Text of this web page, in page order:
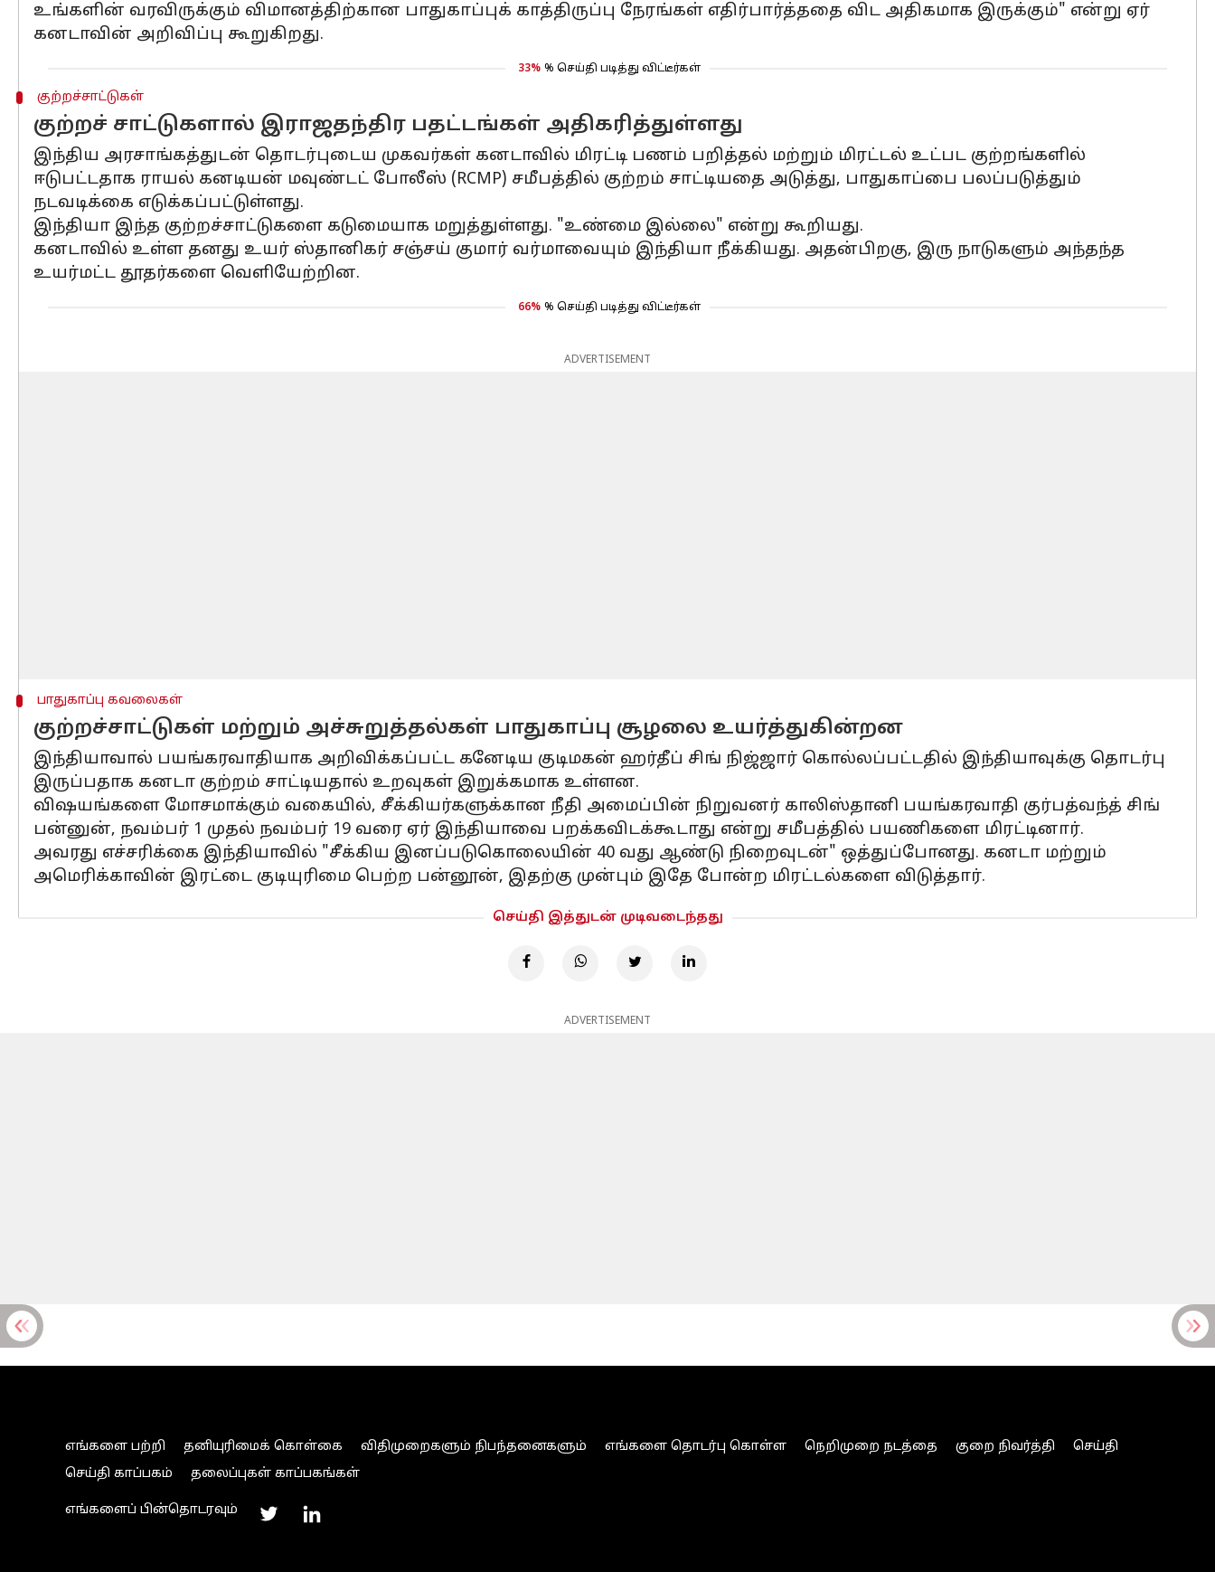
உங்களின் வரவிருக்கும் விமானத்திற்கான பாதுகாப்புக் காத்திருப்பு நேரங்கள் எதிர்பார்த்ததை விட அதிகமாக இருக்கும்" என்று ஏர்
கனடாவின் அறிவிப்பு கூறுகிறது.
33% % செய்தி படித்து விட்டீர்கள்
குற்றச்சாட்டுகள்
குற்றச் சாட்டுகளால் இராஜதந்திர பதட்டங்கள் அதிகரித்துள்ளது
இந்திய அரசாங்கத்துடன் தொடர்புடைய முகவர்கள் கனடாவில் மிரட்டி பணம் பறித்தல் மற்றும் மிரட்டல் உட்பட குற்றங்களில்
ஈடுபட்டதாக ராயல் கனடியன் மவுண்டட் போலீஸ் (RCMP) சமீபத்தில் குற்றம் சாட்டியதை அடுத்து, பாதுகாப்பை பலப்படுத்தும்
நடவடிக்கை எடுக்கப்பட்டுள்ளது.
இந்தியா இந்த குற்றச்சாட்டுகளை கடுமையாக மறுத்துள்ளது. "உண்மை இல்லை" என்று கூறியது.
கனடாவில் உள்ள தனது உயர் ஸ்தானிகர் சஞ்சய் குமார் வர்மாவையும் இந்தியா நீக்கியது. அதன்பிறகு, இரு நாடுகளும் அந்தந்த
உயர்மட்ட தூதர்களை வெளியேற்றின.
66% % செய்தி படித்து விட்டீர்கள்
ADVERTISEMENT
பாதுகாப்பு கவலைகள்
குற்றச்சாட்டுகள் மற்றும் அச்சுறுத்தல்கள் பாதுகாப்பு சூழலை உயர்த்துகின்றன
இந்தியாவால் பயங்கரவாதியாக அறிவிக்கப்பட்ட கனேடிய குடிமகன் ஹர்தீப் சிங் நிஜ்ஜார் கொல்லப்பட்டதில் இந்தியாவுக்கு தொடர்பு
இருப்பதாக கனடா குற்றம் சாட்டியதால் உறவுகள் இறுக்கமாக உள்ளன.
விஷயங்களை மோசமாக்கும் வகையில், சீக்கியர்களுக்கான நீதி அமைப்பின் நிறுவனர் காலிஸ்தானி பயங்கரவாதி குர்பத்வந்த் சிங்
பன்னுன், நவம்பர் 1 முதல் நவம்பர் 19 வரை ஏர் இந்தியாவை பறக்கவிடக்கூடாது என்று சமீபத்தில் பயணிகளை மிரட்டினார்.
அவரது எச்சரிக்கை இந்தியாவில் "சீக்கிய இனப்படுகொலையின் 40 வது ஆண்டு நிறைவுடன்" ஒத்துப்போனது. கனடா மற்றும்
அமெரிக்காவின் இரட்டை குடியுரிமை பெற்ற பன்னூன், இதற்கு முன்பும் இதே போன்ற மிரட்டல்களை விடுத்தார்.
செய்தி இத்துடன் முடிவடைந்தது
ADVERTISEMENT
எங்களை பற்றி தனியுரிமைக் கொள்கை விதிமுறைகளும் நிபந்தனைகளும் எங்களை தொடர்பு கொள்ள நெறிமுறை நடத்தை குறை நிவர்த்தி
செய்தி
செய்தி காப்பகம்
தலைப்புகள் காப்பகங்கள்
எங்களைப் பின்தொடரவும்